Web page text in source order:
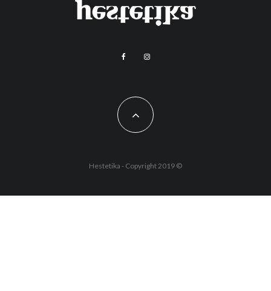
Hestetika - Copyright 2019 ©